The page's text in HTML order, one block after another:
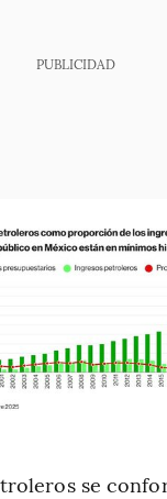
PUBLICIDAD
se